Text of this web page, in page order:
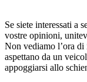
Se siete interessati a
vostre opinioni,
Non vediamo l’ora di
aspettano da un
appoggiarsi allo